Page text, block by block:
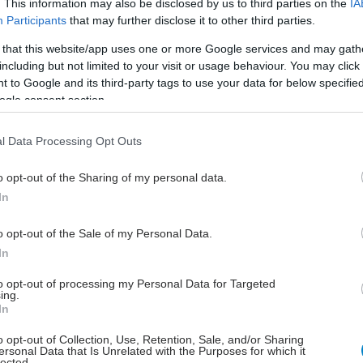
This information may also be disclosed by us to third parties on the
Participants that may further disclose it to other third parties.
that this website/app uses one or more Google services and may
but not limited to your visit or usage behaviour. You may
to Google and its third-party tags to use your data for below
consent section.
Data Processing Opt Outs
opt-out of the Sharing of my personal data.
opt-out of the Sale of my Personal Data.
opt-out of processing my Personal Data for Targeted
opt-out of Collection, Use, Retention, Sale, and/or Sharing
Data that Is Unrelated with the Purposes for which it
Πέμπτη, 22 Δεκεμβρίου 2016, 16:48
Νέοι ορίζοντες στη θεραπεία
Η αγγειοπλαστική των πνευμονικών
αντιμετώπιση ασθενών με
Διεθνές Συνέδριο
Επεμβατικής Καρδιολογίας